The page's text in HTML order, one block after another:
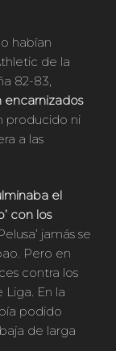
habían
de la
82-83,
encarnizados
producido ni
a las
el
con los
jamás se
Pero en
contra los
En la
podido
de larga